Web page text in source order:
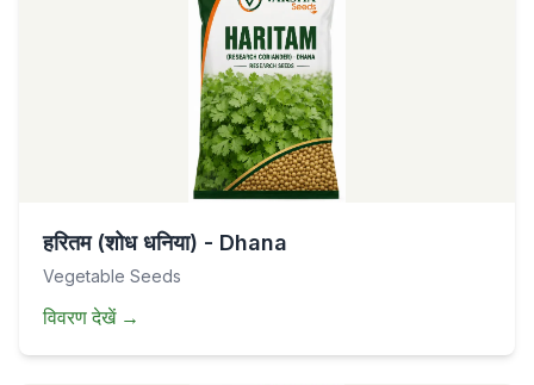
हरितम (शोध धनिया) - Dhana
Vegetable Seeds
विवरण देखें→